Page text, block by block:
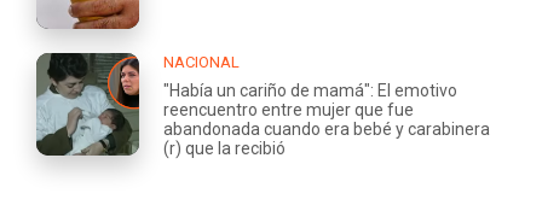
NACIONAL
"Había un cariño de mamá": El emotivo
reencuentro entre mujer que fue
abandonada cuando era bebé y carabinera
(r) que la recibió